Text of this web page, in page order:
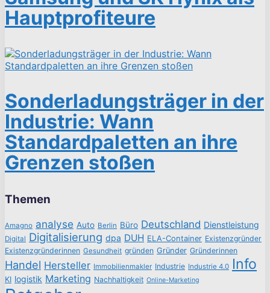
Hauptprofiteure
Sonderladungsträger in der
Industrie: Wann
Standardpaletten an ihre
Grenzen stoßen
Themen
Amagno analyse Auto Berlin Büro Deutschland Dienstleistung
Digital Digitalisierung dpa DUH ELA-Container Existenzgründer
Existenzgründerinnen Gesundheit gründen Gründer Gründerinnen
Handel Hersteller Immobilienmakler Industrie Industrie 4.0 Info
KI logistik Marketing Nachhaltigkeit Online-Marketing